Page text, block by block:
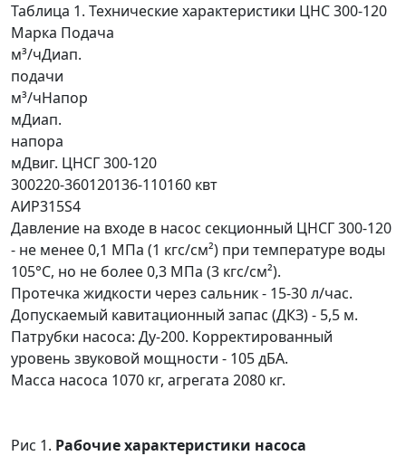
Таблица 1. Технические характеристики ЦНС 300-120
Марка Подача
м³/чДиап.
подачи
м³/чНапор
мДиап.
напора
мДвиг. ЦНСГ 300-120
300220-360120136-110160 квт
АИР315S4
Давление на входе в насос секционный ЦНСГ 300-120
- не менее 0,1 МПа (1 кгс/см²) при температуре воды
105°C, но не более 0,3 МПа (3 кгс/см²).
Протечка жидкости через сальник - 15-30 л/час.
Допускаемый кавитационный запас (ДКЗ) - 5,5 м.
Патрубки насоса: Ду-200. Корректированный
уровень звуковой мощности - 105 дБА.
Масса насоса 1070 кг, агрегата 2080 кг.
Рис 1. Рабочие характеристики насоса